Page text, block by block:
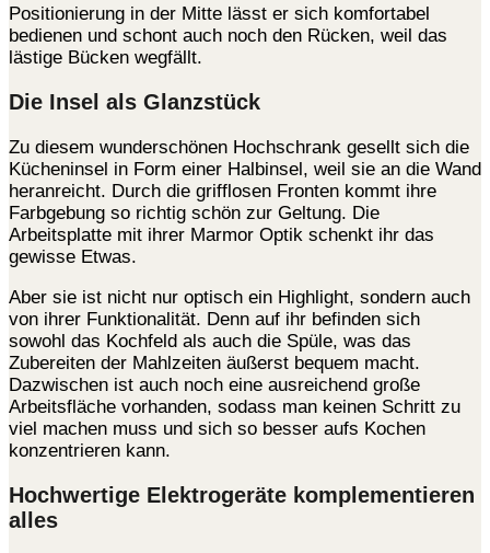
Positionierung in der Mitte lässt er sich komfortabel
bedienen und schont auch noch den Rücken, weil das
lästige Bücken wegfällt.
Die Insel als Glanzstück
Zu diesem wunderschönen Hochschrank gesellt sich die
Kücheninsel in Form einer Halbinsel, weil sie an die Wand
heranreicht. Durch die grifflosen Fronten kommt ihre
Farbgebung so richtig schön zur Geltung. Die
Arbeitsplatte mit ihrer Marmor Optik schenkt ihr das
gewisse Etwas.
Aber sie ist nicht nur optisch ein Highlight, sondern auch
von ihrer Funktionalität. Denn auf ihr befinden sich
sowohl das Kochfeld als auch die Spüle, was das
Zubereiten der Mahlzeiten äußerst bequem macht.
Dazwischen ist auch noch eine ausreichend große
Arbeitsfläche vorhanden, sodass man keinen Schritt zu
viel machen muss und sich so besser aufs Kochen
konzentrieren kann.
Hochwertige Elektrogeräte komplementieren
alles